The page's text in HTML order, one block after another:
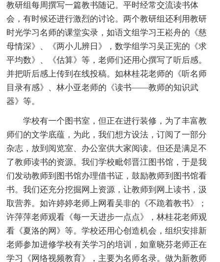
教研组每周撰写一篇教书随记。平时经常交流读书体
会，有时候还进行激烈的讨论。两个教研组还利用教研
时光学习名师的课堂实录，如语文组学习王崧舟的《慈
母情深》、《两小儿辨日》，数学组学习吴正宪的《求
平均数》、《估算》等，老师们还用心撰写了听后感。
并把听后感上传到在线投稿。如林桂花老师的《听名师
目录有感》、林小亚老师的《读书——教师的知识武
器》等。
学校有一个图书室，但正在进行装修，为了丰富教
师们的文学底蕴，为此，我们想方设法，订阅了一部分
杂志，放到阅览室、办公室供大家阅读。但还是满足不
了教师读书的资源。我们学校毗邻晋江图书馆，于是我
们发动教师到图书馆办理借书证，鼓励教师到图书馆看
书。我们还充分挖掘网上资源，让教师到网上读书，汲
取营养。如许婷婷老师上网看吴非的《不跪着教书》；
许萍萍老师观看《每一天进步一点点》，林桂花老师观
看《夏洛的网》等。学校还用心创造机会，组织安排新
老师参加进修学校有关学习的培训，如童晓芬老师正在
学习《网络视频教育》，主要为名师名录。做为新教师